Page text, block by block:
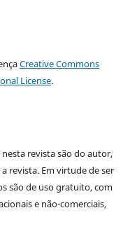
Creative Commons
License.
revista são do autor,
revista. Em virtude de ser
são de uso gratuito, com
e não-comerciais,